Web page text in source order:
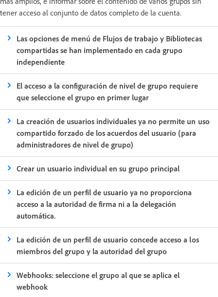
tener acceso al conjunto de datos completo de la cuenta.
Las opciones de menú de Flujos de trabajo y Bibliotecas
compartidas se han implementado en cada grupo
independiente
El acceso a la configuración de nivel de grupo requiere
que seleccione el grupo en primer lugar
La creación de usuarios individuales ya no permite un uso
compartido forzado de los acuerdos del usuario (para
administradores de nivel de grupo)
Crear un usuario individual en su grupo principal
La edición de un perfil de usuario ya no proporciona
acceso a la autoridad de firma ni a la delegación
automática.
La edición de un perfil de usuario concede acceso a los
miembros del grupo y la autoridad del grupo
Webhooks: seleccione el grupo al que se aplica el
webhook